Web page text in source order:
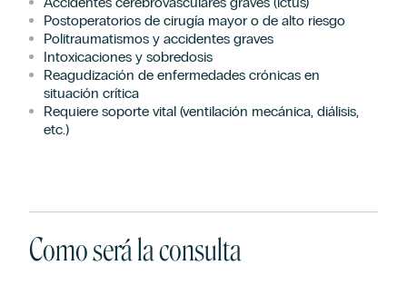
Postoperatorios de cirugía mayor o de alto riesgo
Politraumatismos y accidentes graves
Intoxicaciones y sobredosis
Reagudización de enfermedades crónicas en
situación crítica
Requiere soporte vital (ventilación mecánica, diálisis,
etc.)
Como será la consulta